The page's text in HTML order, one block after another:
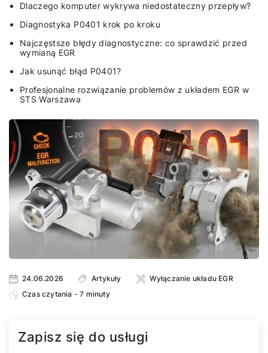
Dlaczego komputer wykrywa niedostateczny przepływ?
Diagnostyka P0401 krok po kroku
Najczęstsze błędy diagnostyczne: co sprawdzić przed
wymianą EGR
Jak usunąć błąd P0401?
Profesjonalne rozwiązanie problemów z układem EGR w
STS Warszawa
24.06.2026 Artykuły
Wyłączanie układu EGR
Czas czytania - 7 minuty
Zapisz się do usługi